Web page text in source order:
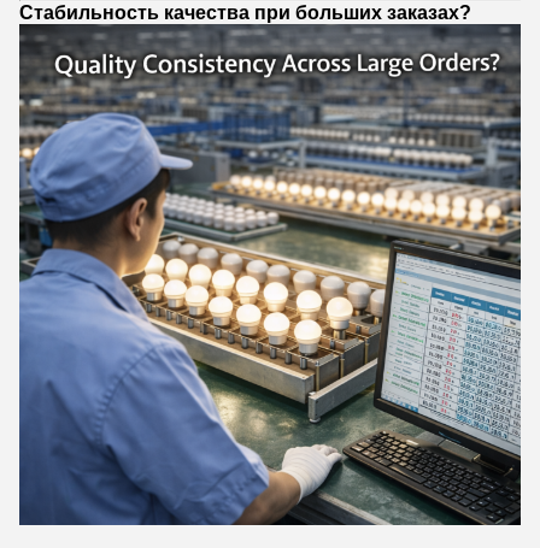
Стабильность качества при больших заказах?